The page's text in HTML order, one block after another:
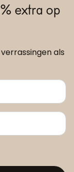
extra op
als